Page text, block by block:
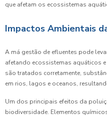
que afetam os ecossistemas
Impactos Ambientais
A má gestão de efluentes pode
afetando ecossistemas aquáticos
são tratados corretamente,
em rios, lagos e oceanos,
Um dos principais efeitos da
biodiversidade. Elementos